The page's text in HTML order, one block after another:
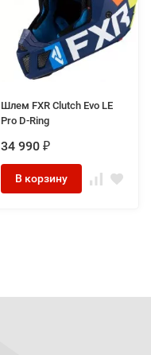
Шлем FXR Clutch Evo LE
Pro D-Ring
34 990 ₽
В корзину